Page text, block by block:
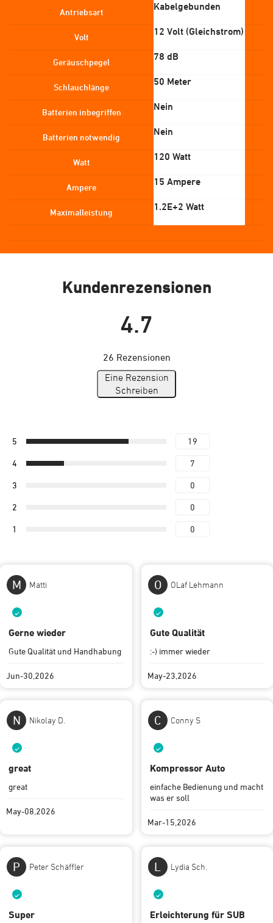
Antriebsart ‎Kabelgebunden
Volt ‎12 Volt (Gleichstrom)
Geräuschpegel 78 dB
Schlauchlänge ‎50 Meter
Batterien inbegriffen ‎Nein
Batterien notwendig ‎Nein
Watt 120 Watt
Ampere 15 Ampere
Maximalleistung 1.2E+2 Watt
Kundenrezensionen
4.7
26 Rezensionen
Eine Rezension
Schreiben
5 19
4 7
3 0
2 0
1 0
M Matti
Gerne wieder
Gute Qualität und Handhabung
Jun-30,2026
O OLaf Lehmann
Gute Qualität
:-) immer wieder
May-23,2026
N Nikolay D.
great
great
May-08,2026
C Conny S
Kompressor Auto
einfache Bedienung und macht
was er soll
Mar-15,2026
P Peter Schäffler
Super
L Lydia Sch.
Erleichterung für SUB